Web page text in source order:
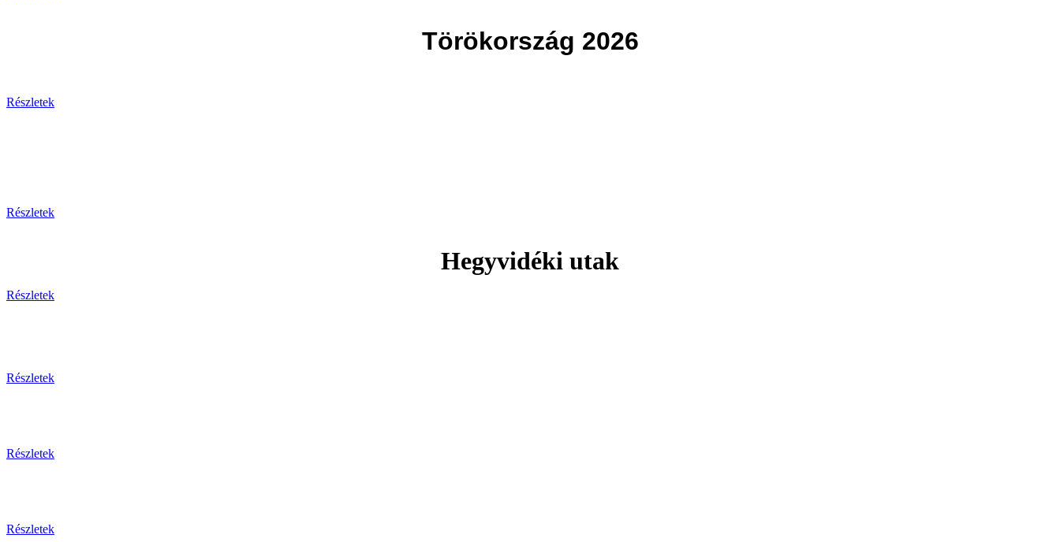
Törökország 2026
Részletek
Részletek
Hegyvidéki utak
Részletek
Részletek
Részletek
Részletek